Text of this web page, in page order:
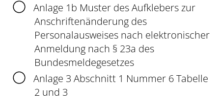
Anlage 1b Muster des Aufklebers zur
Anschriftenänderung des
Personalausweises nach elektronischer
Anmeldung nach § 23a des
Bundesmeldegesetzes
Anlage 3 Abschnitt 1 Nummer 6 Tabelle
2 und 3